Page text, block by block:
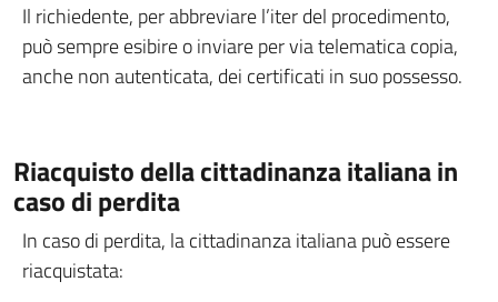
Il richiedente, per abbreviare l’iter del procedimento,
può sempre esibire o inviare per via telematica copia,
anche non autenticata, dei certificati in suo possesso.
Riacquisto della cittadinanza italiana in
caso di perdita
In caso di perdita, la cittadinanza italiana può essere
riacquistata: